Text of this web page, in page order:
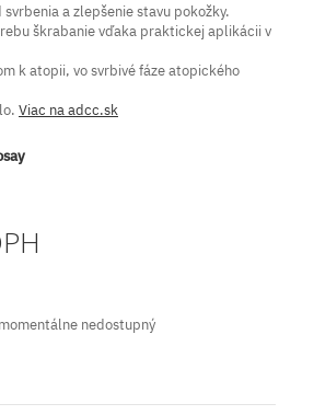
a zlepšenie stavu pokožky.
škrabanie vďaka praktickej aplikácii v
k atopii, vo svrbivé fáze atopického
Viac na adcc.sk
nedostupný